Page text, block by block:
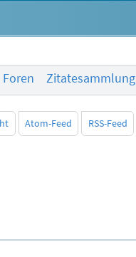
Foren Zitatesammlung
Atom-Feed RSS-Feed